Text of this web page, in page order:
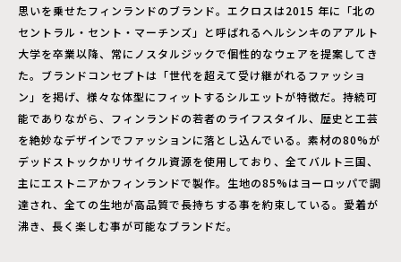
思いを乗せたフィンランドのブランド。エクロスは2015 年に「北の
セントラル・セント・マーチンズ」と呼ばれるヘルシンキのアアルト
大学を卒業以降、常にノスタルジックで個性的なウェアを提案してき
た。ブランドコンセプトは「世代を超えて受け継がれるファッショ
ン」を掲げ、様々な体型にフィットするシルエットが特徴だ。持続可
能でありながら、フィンランドの若者のライフスタイル、歴史と工芸
を絶妙なデザインでファッションに落とし込んでいる。素材の80%が
デッドストックかリサイクル資源を使用しており、全てバルト三国、
主にエストニアかフィンランドで製作。生地の85%はヨーロッパで調
達され、全ての生地が高品質で長持ちする事を約束している。愛着が
沸き、長く楽しむ事が可能なブランドだ。